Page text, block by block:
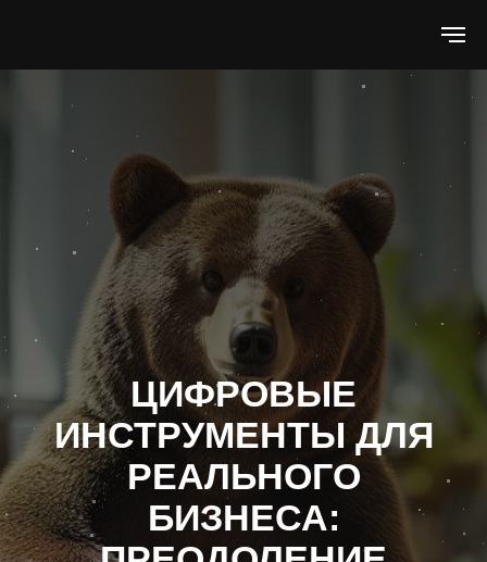
ЦИФРОВЫЕ
ИНСТРУМЕНТЫ ДЛЯ
РЕАЛЬНОГО
БИЗНЕСА: